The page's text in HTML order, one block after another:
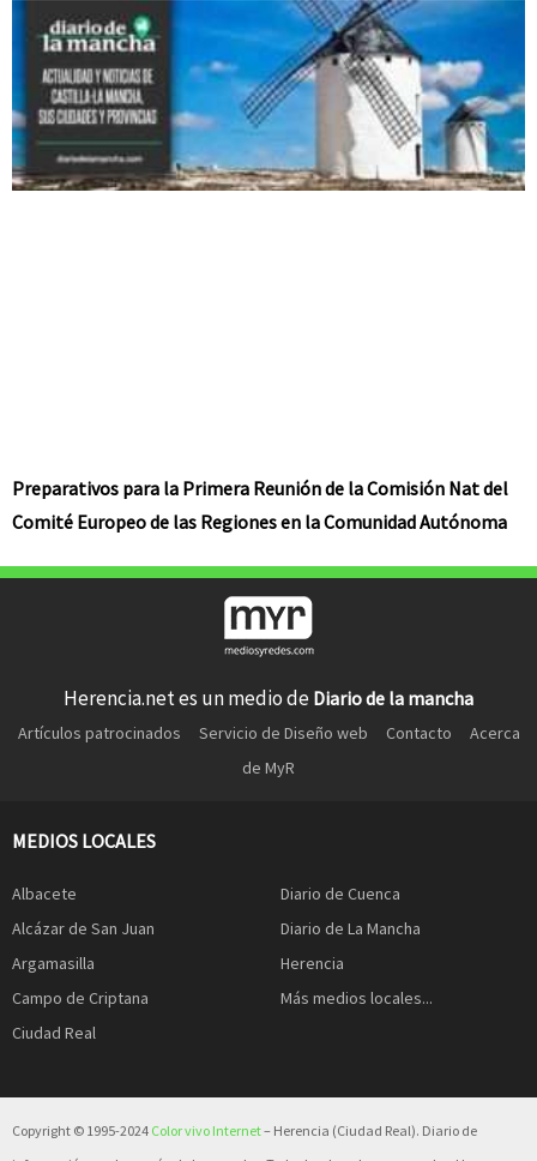
Preparativos para la Primera Reunión de la Comisión Nat del
Comité Europeo de las Regiones en la Comunidad Autónoma
Herencia.net es un medio de Diario de la mancha
Artículos patrocinados Servicio de Diseño web Contacto
Acerca
de MyR
MEDIOS LOCALES
Albacete
Alcázar de San Juan
Argamasilla
Campo de Criptana
Ciudad Real
Diario de Cuenca
Diario de La Mancha
Herencia
Más medios locales...
Copyright © 1995-2024 Color vivo Internet– Herencia (Ciudad Real). Diario de